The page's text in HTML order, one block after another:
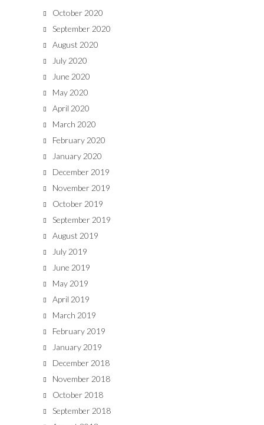
October 2020
September 2020
August 2020
July 2020
June 2020
May 2020
April 2020
March 2020
February 2020
January 2020
December 2019
November 2019
October 2019
September 2019
August 2019
July 2019
June 2019
May 2019
April 2019
March 2019
February 2019
January 2019
December 2018
November 2018
October 2018
September 2018